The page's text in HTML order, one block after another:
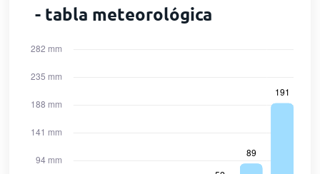
- tabla meteorológica